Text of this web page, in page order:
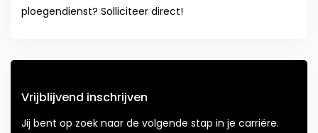
ploegendienst? Solliciteer direct!
Vrijblijvend inschrijven
Jij bent op zoek naar de volgende stap in je carriëre.